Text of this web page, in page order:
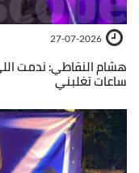
27-07-2026
هشام النقاطي: ندمت
ساعات تغلبني